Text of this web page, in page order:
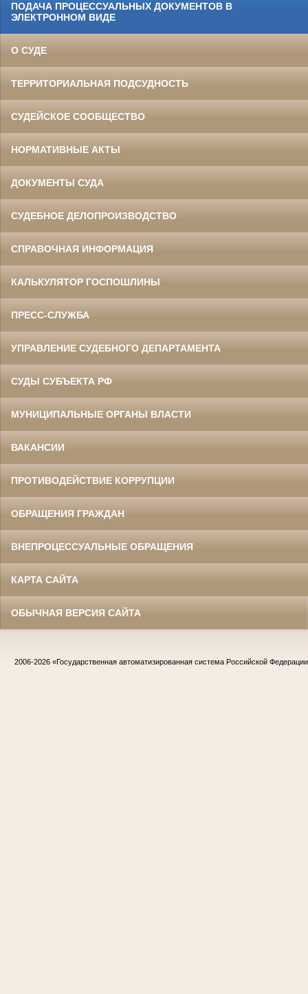
ПОДАЧА ПРОЦЕССУАЛЬНЫХ ДОКУМЕНТОВ В
ЭЛЕКТРОННОМ ВИДЕ
О СУДЕ
ТЕРРИТОРИАЛЬНАЯ ПОДСУДНОСТЬ
СУДЕЙСКОЕ СООБЩЕСТВО
НОРМАТИВНЫЕ АКТЫ
ДОКУМЕНТЫ СУДА
СУДЕБНОЕ ДЕЛОПРОИЗВОДСТВО
СПРАВОЧНАЯ ИНФОРМАЦИЯ
КАЛЬКУЛЯТОР ГОСПОШЛИНЫ
ПРЕСС-СЛУЖБА
УПРАВЛЕНИЕ СУДЕБНОГО ДЕПАРТАМЕНТА
СУДЫ СУБЪЕКТА РФ
МУНИЦИПАЛЬНЫЕ ОРГАНЫ ВЛАСТИ
ВАКАНСИИ
ПРОТИВОДЕЙСТВИЕ КОРРУПЦИИ
ОБРАЩЕНИЯ ГРАЖДАН
ВНЕПРОЦЕССУАЛЬНЫЕ ОБРАЩЕНИЯ
КАРТА САЙТА
ОБЫЧНАЯ ВЕРСИЯ САЙТА
2006-2026 «Государственная автоматизированная система Российской